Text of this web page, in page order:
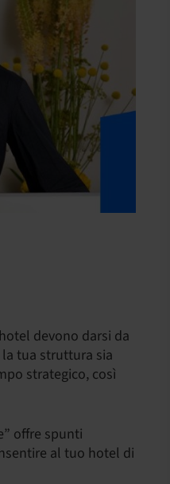
devono darsi da
tua struttura sia
strategico, così
offre spunti
al tuo hotel di